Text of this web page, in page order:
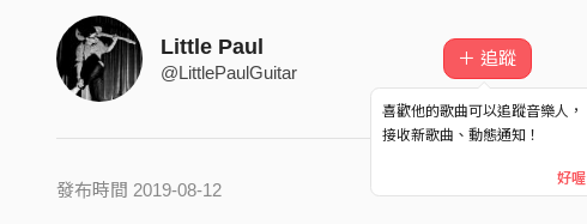
Little Paul
@LittlePaulGuitar
＋ 追蹤
喜歡他的歌曲可以追蹤音樂人，
接收新歌曲、動態通知！
好喔
發布時間 2019-08-12